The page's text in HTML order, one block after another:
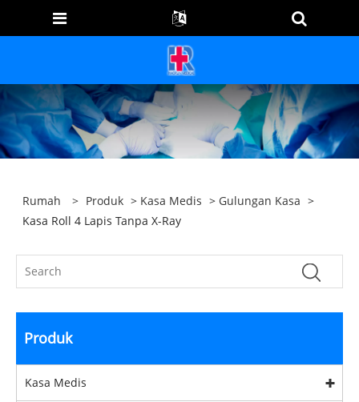
Rumah > Produk > Kasa Medis > Gulungan Kasa >
Kasa Roll 4 Lapis Tanpa X-Ray
Produk
Kasa Medis